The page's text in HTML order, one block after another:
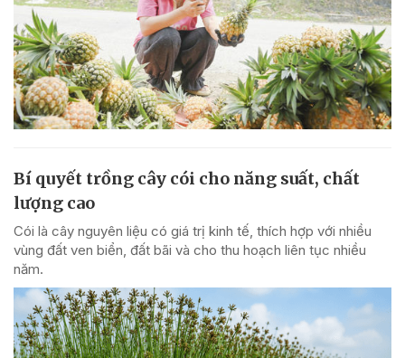
Bí quyết trồng cây cói cho năng suất, chất
lượng cao
Cói là cây nguyên liệu có giá trị kinh tế, thích hợp với nhiều
vùng đất ven biển, đất bãi và cho thu hoạch liên tục nhiều
năm.